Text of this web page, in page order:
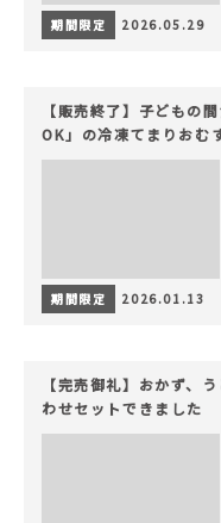
期間限定 2026.05.29
【販売終了】子どもの
OK」の冷凍てまりおむ
期間限定 2026.01.13
【完売御礼】おかず、
わせセットできました